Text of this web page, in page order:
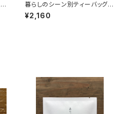
暮らしのシーン別ティーバッグ１
P入8種類飲み比べセット テ
ィーバッグ 個包装 １パック入
¥2,160